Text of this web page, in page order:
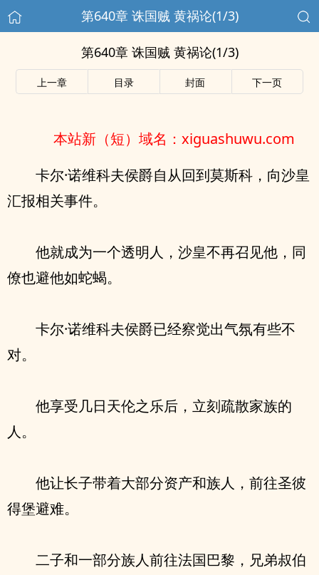
第640章 诛国贼 黄祸论(1/3)
第640章 诛国贼 黄祸论(1/3)
上一章 目录 封面 下一页
本站新（短）域名：xiguashuwu.com
卡尔·诺维科夫侯爵自从回到莫斯科，向沙皇
汇报相关事件。
他就成为一个透明人，沙皇不再召见他，同
僚也避他如蛇蝎。
卡尔·诺维科夫侯爵已经察觉出气氛有些不
对。
他享受几日天伦之乐后，立刻疏散家族的
人。
他让长子带着大部分资产和族人，前往圣彼
得堡避难。
二子和一部分族人前往法国巴黎，兄弟叔伯